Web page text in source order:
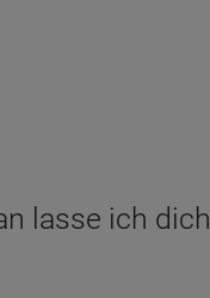
lasse ich dich